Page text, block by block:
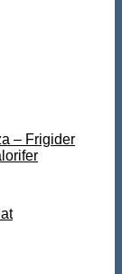
– Frigider